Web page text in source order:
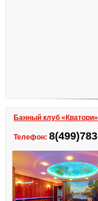
Банный клуб «Кватори»
Телефон: